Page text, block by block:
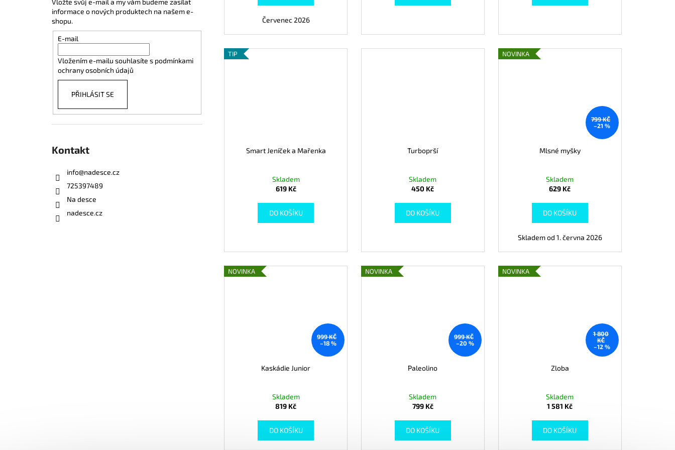
Vložte svůj e-mail a my vám budeme zasílat
informace o nových produktech na našem e-
shopu.
E-mail
Vložením e-mailu souhlasíte s podmínkami
ochrany osobních údajů
PŘIHLÁSIT SE
Kontakt
info@nadesce.cz
725397489
Na desce
nadesce.cz
Červenec 2026
TIP
Smart Jeníček a Mařenka
Skladem
619 Kč
DO KOŠÍKU
Turboprší
Skladem
450 Kč
DO KOŠÍKU
NOVINKA
799 KČ
–21 %
Mlsné myšky
Skladem
629 Kč
DO KOŠÍKU
Skladem od 1. června 2026
NOVINKA
999 KČ
–18 %
Kaskádie Junior
Skladem
819 Kč
DO KOŠÍKU
NOVINKA
999 KČ
–20 %
Paleolino
Skladem
799 Kč
DO KOŠÍKU
NOVINKA
1 800
KČ
–12 %
Zloba
Skladem
1 581 Kč
DO KOŠÍKU